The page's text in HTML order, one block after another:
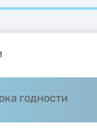
годности